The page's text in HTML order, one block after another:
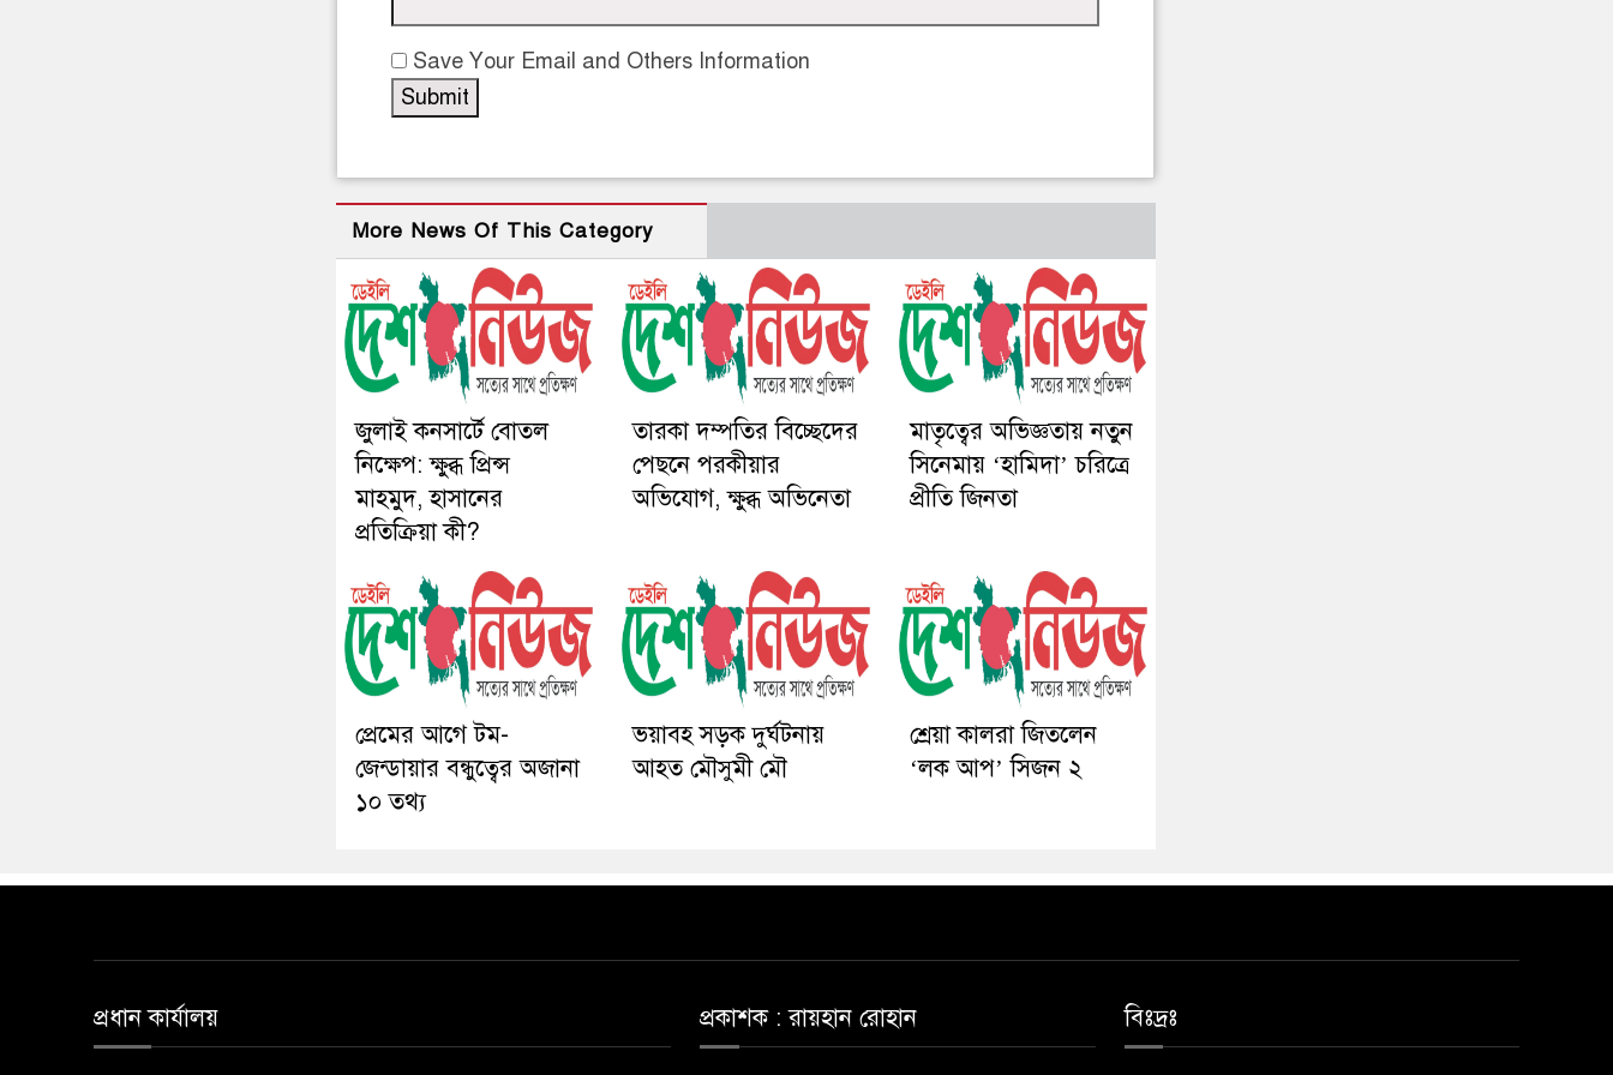
Save Your Email and Others Information
More News Of This Category
জুলাই কনসার্টে বোতল
নিক্ষেপ: ক্ষুব্ধ প্রিন্স
মাহমুদ, হাসানের
প্রতিক্রিয়া কী?
তারকা দম্পতির বিচ্ছেদের
পেছনে পরকীয়ার
অভিযোগ, ক্ষুব্ধ অভিনেতা
মাতৃত্বের অভিজ্ঞতায় নতুন
সিনেমায় ‘হামিদা’ চরিত্রে
প্রীতি জিনতা
প্রেমের আগে টম-
জেন্ডায়ার বন্ধুত্বের অজানা
১০ তথ্য
ভয়াবহ সড়ক দুর্ঘটনায়
আহত মৌসুমী মৌ
শ্রেয়া কালরা জিতলেন
‘লক আপ’ সিজন ২
প্রধান কার্যালয় প্রকাশক : রায়হান রোহান বিঃদ্রঃ